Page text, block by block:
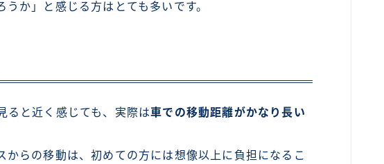
うか」と感じる方はとても多いです。
ると近く感じても、実際は車での移動距離がかなり長い
からの移動は、初めての方には想像以上に負担になるこ